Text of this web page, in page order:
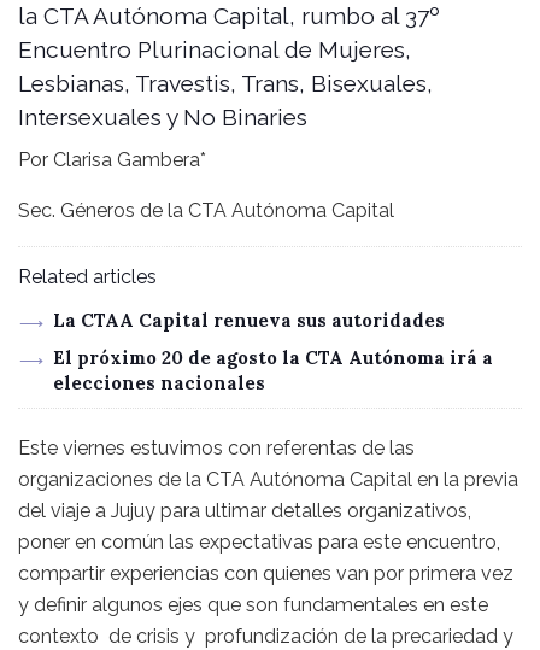
la CTA Autónoma Capital, rumbo al 37º
Encuentro Plurinacional de Mujeres,
Lesbianas, Travestis, Trans, Bisexuales,
Intersexuales y No Binaries
Por Clarisa Gambera*
Sec. Géneros de la CTA Autónoma Capital
Related articles
La CTAA Capital renueva sus autoridades
El próximo 20 de agosto la CTA Autónoma irá a
elecciones nacionales
Este viernes estuvimos con referentas de las
organizaciones de la CTA Autónoma Capital en la previa
del viaje a Jujuy para ultimar detalles organizativos,
poner en común las expectativas para este encuentro,
compartir experiencias con quienes van por primera vez
y definir algunos ejes que son fundamentales en este
contexto de crisis y profundización de la precariedad y